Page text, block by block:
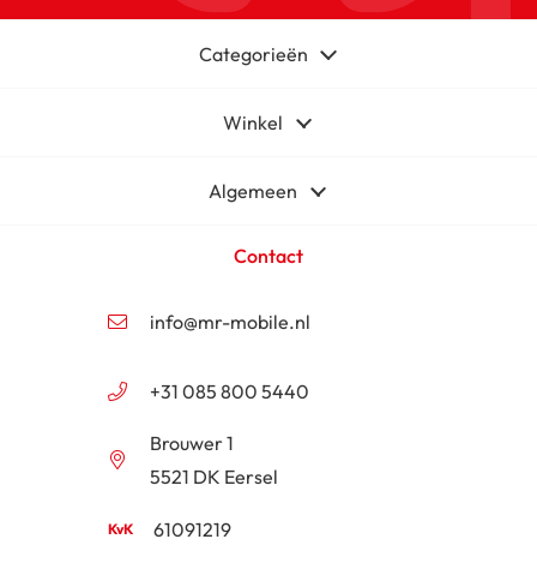
Categorieën
Winkel
Algemeen
Contact
info@mr-mobile.nl
+31 085 800 5440
Brouwer 1
5521 DK Eersel
61091219